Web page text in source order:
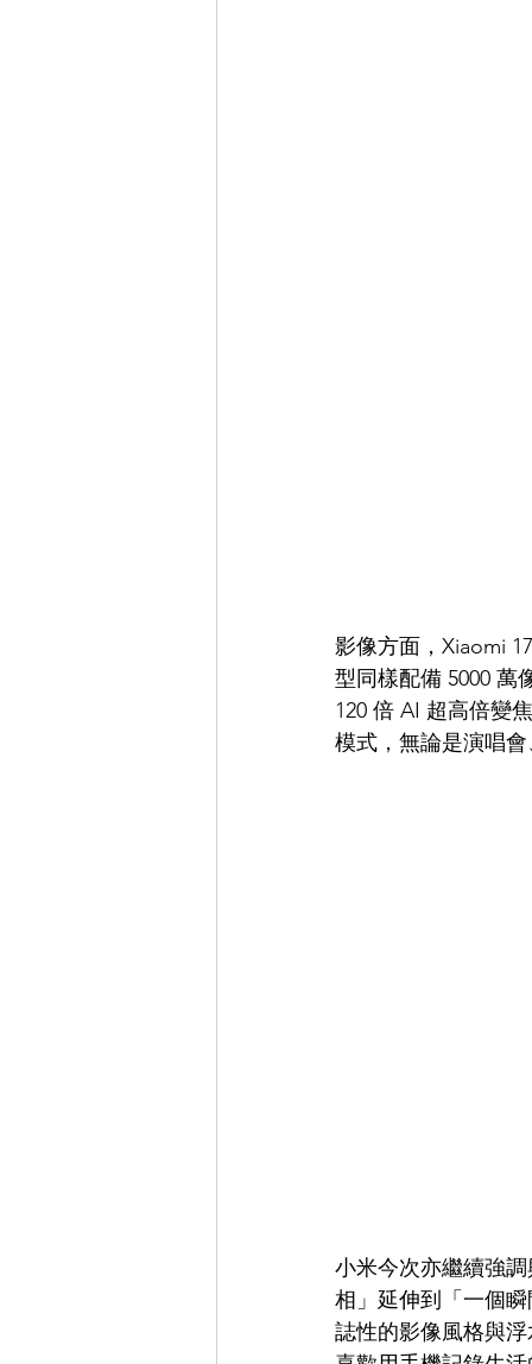
影像方面，Xiaomi
型同樣配備 5000 萬
120 倍 AI 超高倍變
模式，無論是演唱
小米今次亦繼續強
相」延伸到「一個
誌性的影像風格與